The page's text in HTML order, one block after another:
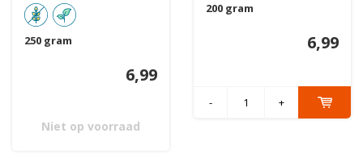
250 gram
6,99
Niet op voorraad
200 gram
6,99
- +